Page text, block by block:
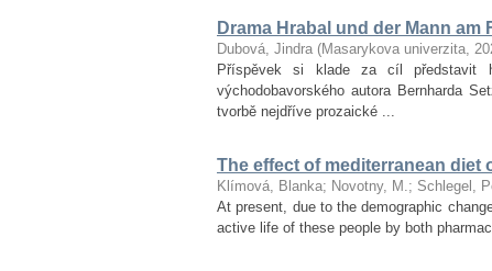
Drama Hrabal und der Mann
Dubová, Jindra (Masarykova univerzita,
Příspěvek si klade za cíl představit
východobavorského autora Bernharda
tvorbě nejdříve prozaické ...
The effect of mediterranean
Klímová, Blanka; Novotny, M.; Schlegel,
At present, due to the demographic
active life of these people by both